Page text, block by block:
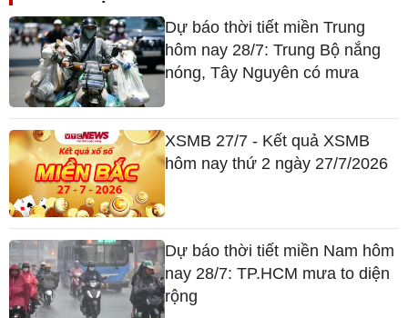
Dự báo thời tiết miền Trung
hôm nay 28/7: Trung Bộ nắng
nóng, Tây Nguyên có mưa
XSMB 27/7 - Kết quả XSMB
hôm nay thứ 2 ngày 27/7/2026
Dự báo thời tiết miền Nam hôm
nay 28/7: TP.HCM mưa to diện
rộng